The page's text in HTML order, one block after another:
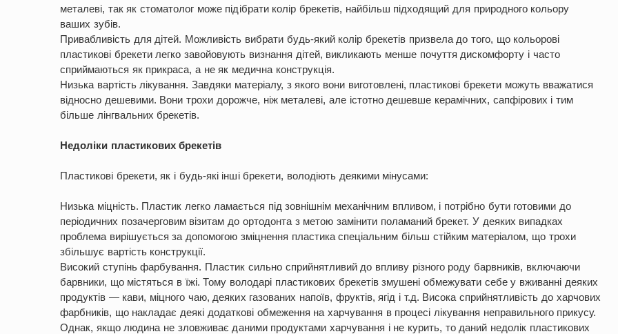
металеві, так як стоматолог може підібрати колір брекетів, найбільш підходящий для природного кольору
ваших зубів.
Привабливість для дітей. Можливість вибрати будь-який колір брекетів призвела до того, що кольорові
пластикові брекети легко завойовують визнання дітей, викликають менше почуття дискомфорту і часто
сприймаються як прикраса, а не як медична конструкція.
Низька вартість лікування. Завдяки матеріалу, з якого вони виготовлені, пластикові брекети можуть вважатися
відносно дешевими. Вони трохи дорожче, ніж металеві, але істотно дешевше керамічних, сапфірових і тим
більше лінгвальних брекетів.
Недоліки пластикових брекетів
Пластикові брекети, як і будь-які інші брекети, володіють деякими мінусами:
Низька міцність. Пластик легко ламається під зовнішнім механічним впливом, і потрібно бути готовими до
періодичних позачерговим візитам до ортодонта з метою замінити поламаний брекет. У деяких випадках
проблема вирішується за допомогою зміцнення пластика спеціальним більш стійким матеріалом, що трохи
збільшує вартість конструкції.
Високий ступінь фарбування. Пластик сильно сприйнятливий до впливу різного роду барвників, включаючи
барвники, що містяться в їжі. Тому володарі пластикових брекетів змушені обмежувати себе у вживанні деяких
продуктів — кави, міцного чаю, деяких газованих напоїв, фруктів, ягід і т.д. Висока сприйнятливість до харчових
фарбників, що накладає деякі додаткові обмеження на харчування в процесі лікування неправильного прикусу.
Однак, якщо людина не зловживає даними продуктами харчування і не курить, то даний недолік пластикових